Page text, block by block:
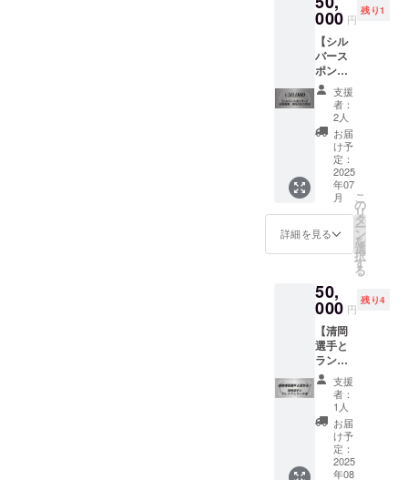
夢を支
える活
動に大
切に活
用させ
ていた
だきま
す。 ※
このリ
ターン
は、
3000
円、
5000
円、
10000
一内容
です。
感謝を
込め
て、お
礼の
メール
をお送
りしま
す。 リ
ターン
の品物
などは
ありま
せん
が、い
ただい
たご支
たちの
夢を支
える活
動に大
切に活
用させ
ていた
だきま
す。 ※
このリ
ターン
は、
30000
000 円
残り1
【シル
バース
ポン
サー】
企業協
賛 御
社5名ご
招待 イ
ベント
時に協
賛企業
様とし
てスラ
イドで
紹介さ
せてい
ます。
またイ
ベント
当日に
商品サ
ンプル
やパン
フレッ
トなど
を配布
させて
いただ
きま
支援
者：
2人
お届
け予
定：
2025
年07
月
詳細を見る
こ
の
リ
タ
ー
ン
を
選
択
す
る
50,
000 円
残り4
【清岡
選手と
ランチ
会】 清
岡選手
とラン
チ会に
ご招待
ししま
す。 ・
日程：
支援
者：
1人
お届
け予
定：
2025
年08